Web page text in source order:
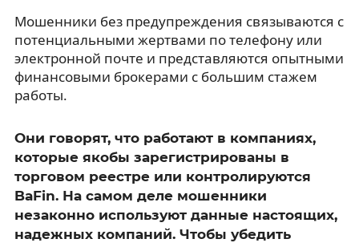
Мошенники без предупреждения связываются с
потенциальными жертвами по телефону или
электронной почте и представляются опытными
финансовыми брокерами с большим стажем
работы.
Они говорят, что работают в компаниях,
которые якобы зарегистрированы в
торговом реестре или контролируются
BaFin. На самом деле мошенники
незаконно используют данные настоящих,
надежных компаний. Чтобы убедить